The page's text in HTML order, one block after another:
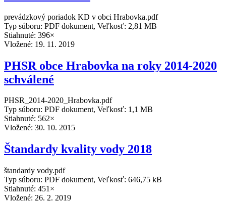
prevádzkový poriadok KD v obci Hrabovka.pdf
Typ súboru: PDF dokument, Veľkosť: 2,81 MB
Stiahnuté: 396×
Vložené: 19. 11. 2019
PHSR obce Hrabovka na roky 2014-2020
schválené
PHSR_2014-2020_Hrabovka.pdf
Typ súboru: PDF dokument, Veľkosť: 1,1 MB
Stiahnuté: 562×
Vložené: 30. 10. 2015
Štandardy kvality vody 2018
štandardy vody.pdf
Typ súboru: PDF dokument, Veľkosť: 646,75 kB
Stiahnuté: 451×
Vložené: 26. 2. 2019